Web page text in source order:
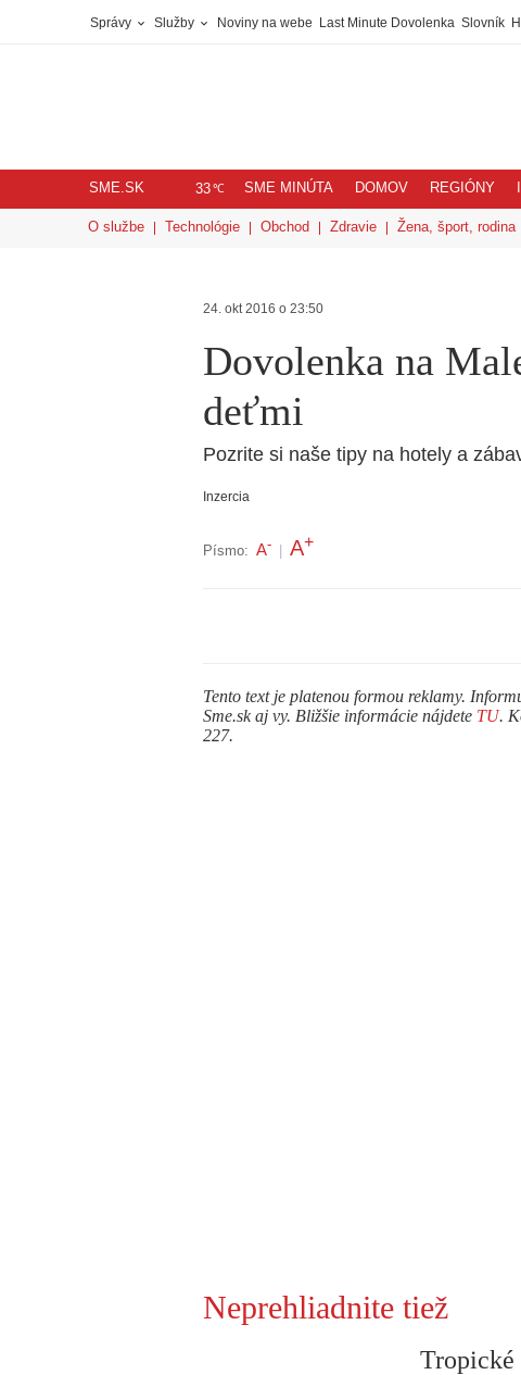
Správy Služby Noviny na webe Last Minute Dovolenka Slovník
SME.SK 33℃ SME MINÚTA DOMOV REGIÓNY
O službe Technológie Obchod Zdravie Žena, šport, rodina
24. okt 2016 o 23:50
Dovolenka na
deťmi
Pozrite si naše tipy na hotely a
Inzercia
Písmo: A- A+
Tento text je platenou formou reklamy.
Sme.sk aj vy. Bližšie informácie nájdete TU.
227.
Neprehliadnite tiež
Tropické